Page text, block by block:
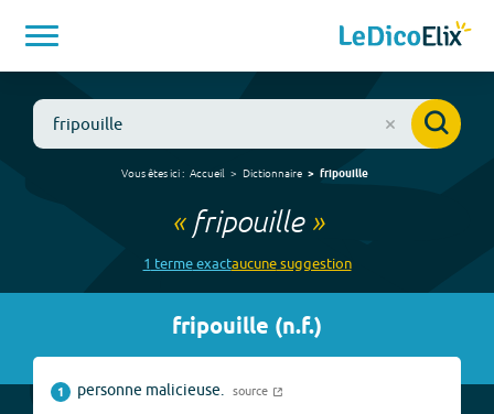
Vous êtes ici : Accueil Dictionnaire fripouille
« fripouille»
1 termeexactaucunesuggestion
fripouille (n.f.)
1 personne malicieuse. source